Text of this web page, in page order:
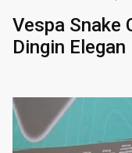
Vespa Snake
Dingin